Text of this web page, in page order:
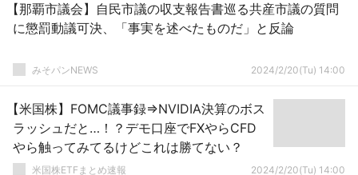
【那覇市議会】自民市議の収支報告書巡る共産市議の質問
に懲罰動議可決、「事実を述べたものだ」と反論
みそパンNEWS 2024/2/20(Tu) 14:00
【米国株】FOMC議事録⇒NVIDIA決算のボス
ラッシュだと…！？デモ口座でFXやらCFD
やら触ってみてるけどこれは勝てない？
米国株ETFまとめ速報 2024/2/20(Tu) 14:00